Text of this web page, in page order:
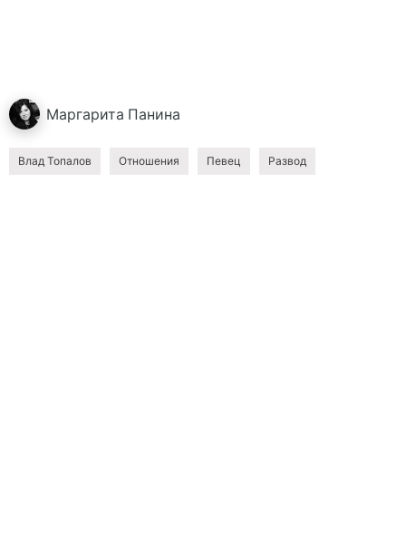
Маргарита Панина
Влад Топалов Отношения Певец Развод